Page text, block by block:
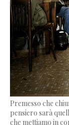
Premesso che
pensiero sarà
che mettiamo in